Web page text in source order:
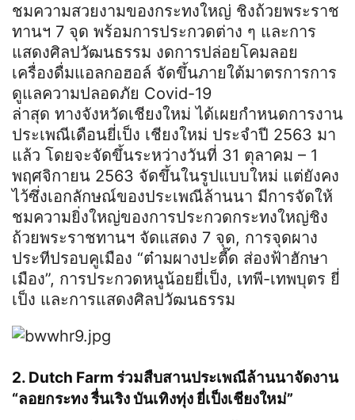
ชมความสวยงามของกระทงใหญ่ ชิงถ้วยพระราช
ทานฯ 7 จุด พร้อมการประกวดต่าง ๆ และการ
แสดงศิลปวัฒนธรรม งดการปล่อยโคมลอย
เครื่องดื่มแอลกอฮอล์ จัดขึ้นภายใต้มาตรการการ
ดูแลความปลอดภัย Covid-19
ล่าสุด ทางจังหวัดเชียงใหม่ ได้เผยกำหนดการงาน
ประเพณีเดือนยี่เป็ง เชียงใหม่ ประจำปี 2563 มา
แล้ว โดยจะจัดขึ้นระหว่างวันที่ 31 ตุลาคม – 1
พฤศจิกายน 2563 จัดขึ้นในรูปแบบใหม่ แต่ยังคง
ไว้ซึ่งเอกลักษณ์ของประเพณีล้านนา มีการจัดให้
ชมความยิ่งใหญ่ของการประกวดกระทงใหญ่ชิง
ถ้วยพระราชทานฯ จัดแสดง 7 จุด, การจุดผาง
ประทีปรอบคูเมือง “ต๋ามผางปะตี๊ด ส่องฟ้าฮักษา
เมือง”, การประกวดหนูน้อยยี่เป็ง, เทพี-เทพบุตร ยี่
เป็ง และการแสดงศิลปวัฒนธรรม
2. Dutch Farm ร่วมสืบสานประเพณีล้านนาจัดงาน
“ลอยกระทง รื่นเริง บันเทิงทุ่ง ยี่เป็งเชียงใหม่”